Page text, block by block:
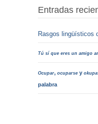
Entradas
Rasgos lingüísticos
Tú sí que eres un amigo
Ocupar,ocuparse y
palabra